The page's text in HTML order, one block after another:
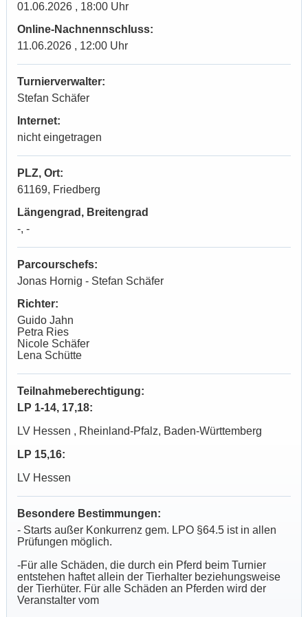
01.06.2026 , 18:00 Uhr
Online-Nachnennschluss:
11.06.2026 , 12:00 Uhr
Turnierverwalter:
Stefan Schäfer
Internet:
nicht eingetragen
PLZ, Ort:
61169, Friedberg
Längengrad, Breitengrad
-, -
Parcourschefs:
Jonas Hornig - Stefan Schäfer
Richter:
Guido Jahn
Petra Ries
Nicole Schäfer
Lena Schütte
Teilnahmeberechtigung:
LP 1-14, 17,18:
LV Hessen , Rheinland-Pfalz, Baden-Württemberg
LP 15,16:
LV Hessen
Besondere Bestimmungen:
- Starts außer Konkurrenz gem. LPO §64.5 ist in allen
Prüfungen möglich.
-Für alle Schäden, die durch ein Pferd beim Turnier
entstehen haftet allein der Tierhalter beziehungsweise
der Tierhüter. Für alle Schäden an Pferden wird der
Veranstalter vom